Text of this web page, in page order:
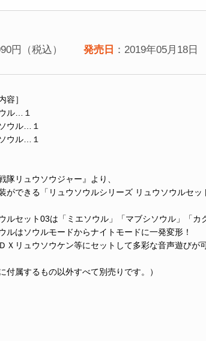
円（税込） 発売日 ：2019年05月18日
容］
ル…１
ウル…１
ウル…１
隊リュウソウジャー』より、
ができる「リュウソウルシリーズ リュウソウルセッ
ルセット03は「ミエソウル」「マブシソウル」「カ
ルはソウルモードからナイトモードに一発変形！
Ｘリュウソウケン等にセットして多彩な音声遊びが
付属するもの以外すべて別売りです。）